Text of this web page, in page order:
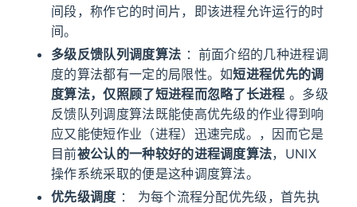
间段，称作它的时间片，即该进程允许运行的时
间。
多级反馈队列调度算法 ：前面介绍的几种进程调
度的算法都有一定的局限性。如短进程优先的调
度算法，仅照顾了短进程而忽略了长进程 。多级
反馈队列调度算法既能使高优先级的作业得到响
应又能使短作业（进程）迅速完成。，因而它是
目前被公认的一种较好的进程调度算法，UNIX
操作系统采取的便是这种调度算法。
优先级调度 ： 为每个流程分配优先级，首先执